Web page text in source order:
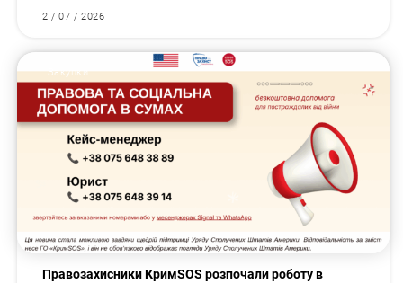
2 / 07 / 2026
Закупки
Правозахисники КримSOS розпочали роботу в